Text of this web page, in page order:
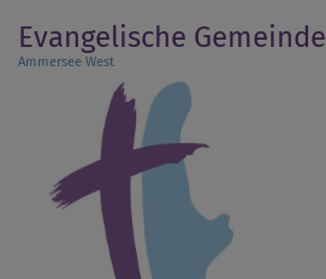
zum
Inhalt
Evangelische Gemeinde
Ammersee West